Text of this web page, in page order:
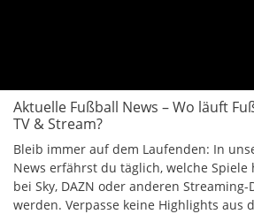
Aktuelle Fußball News – Wo läuft
TV & Stream?
Bleib immer auf dem Laufenden: In
News erfährst du täglich, welche Spiele
bei Sky, DAZN oder anderen
werden. Verpasse keine Highlights aus